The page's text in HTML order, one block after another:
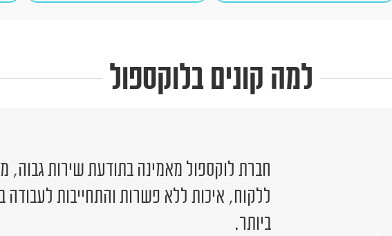
למה קונים בלוקספול
חברת לוקספול מאמינה בתודעת שירות גבוה,
ללקוח, איכות ללא פשרות והתחייבות לעבודה
ביותר.